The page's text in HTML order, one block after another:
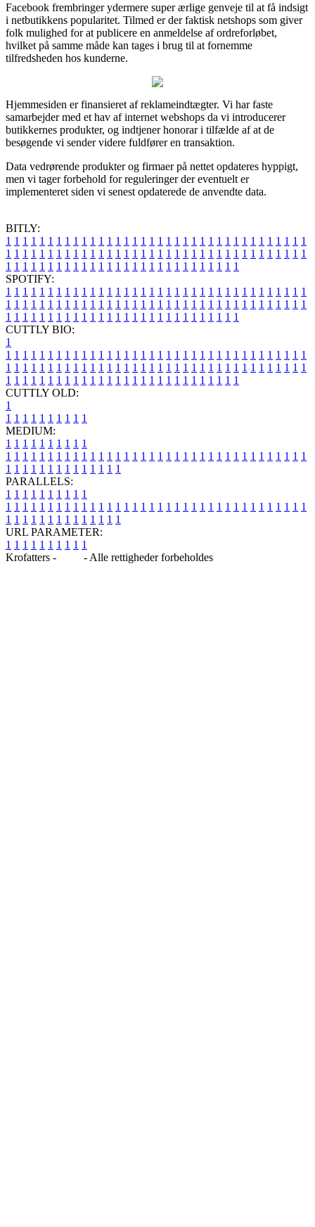
Facebook frembringer ydermere super ærlige genveje til at få indsigt
i netbutikkens popularitet. Tilmed er der faktisk netshops som giver
folk mulighed for at publicere en anmeldelse af ordreforløbet,
hvilket på samme måde kan tages i brug til at fornemme
tilfredsheden hos kunderne.
Hjemmesiden er finansieret af reklameindtægter. Vi har faste
samarbejder med et hav af internet webshops da vi introducerer
butikkernes produkter, og indtjener honorar i tilfælde af at de
besøgende vi sender videre fuldfører en transaktion.
Data vedrørende produkter og firmaer på nettet opdateres hyppigt,
men vi tager forbehold for reguleringer der eventuelt er
implementeret siden vi senest opdaterede de anvendte data.
BITLY:
1 1 1 1 1 1 1 1 1 1 1 1 1 1 1 1 1 1 1 1 1 1 1 1 1 1 1 1 1 1 1 1 1 1 1 1
1 1 1 1 1 1 1 1 1 1 1 1 1 1 1 1 1 1 1 1 1 1 1 1 1 1 1 1 1 1 1 1 1 1 1 1
1 1 1 1 1 1 1 1 1 1 1 1 1 1 1 1 1 1 1 1 1 1 1 1 1 1 1 1
SPOTIFY:
1 1 1 1 1 1 1 1 1 1 1 1 1 1 1 1 1 1 1 1 1 1 1 1 1 1 1 1 1 1 1 1 1 1 1 1
1 1 1 1 1 1 1 1 1 1 1 1 1 1 1 1 1 1 1 1 1 1 1 1 1 1 1 1 1 1 1 1 1 1 1 1
1 1 1 1 1 1 1 1 1 1 1 1 1 1 1 1 1 1 1 1 1 1 1 1 1 1 1 1
CUTTLY BIO:
1
1 1 1 1 1 1 1 1 1 1 1 1 1 1 1 1 1 1 1 1 1 1 1 1 1 1 1 1 1 1 1 1 1 1 1 1
1 1 1 1 1 1 1 1 1 1 1 1 1 1 1 1 1 1 1 1 1 1 1 1 1 1 1 1 1 1 1 1 1 1 1 1
1 1 1 1 1 1 1 1 1 1 1 1 1 1 1 1 1 1 1 1 1 1 1 1 1 1 1 1
CUTTLY OLD:
1
1 1 1 1 1 1 1 1 1 1
MEDIUM:
1 1 1 1 1 1 1 1 1 1
1 1 1 1 1 1 1 1 1 1 1 1 1 1 1 1 1 1 1 1 1 1 1 1 1 1 1 1 1 1 1 1 1 1 1 1
1 1 1 1 1 1 1 1 1 1 1 1 1 1
PARALLELS:
1 1 1 1 1 1 1 1 1 1
1 1 1 1 1 1 1 1 1 1 1 1 1 1 1 1 1 1 1 1 1 1 1 1 1 1 1 1 1 1 1 1 1 1 1 1
1 1 1 1 1 1 1 1 1 1 1 1 1 1
URL PARAMETER:
1 1 1 1 1 1 1 1 1 1
Krofatters -
- Alle rettigheder forbeholdes